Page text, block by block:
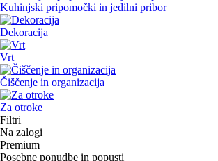
Kuhinjski pripomočki in jedilni pribor
Dekoracija
Vrt
Čiščenje in organizacija
Za otroke
Filtri
Na zalogi
Premium
Posebne ponudbe in popusti